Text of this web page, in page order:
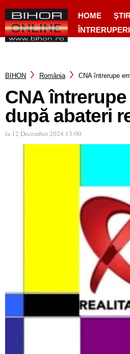
HOME
BIHON România CNA întrerupe
CNA
după abateri
la 12 December 2024 13:00